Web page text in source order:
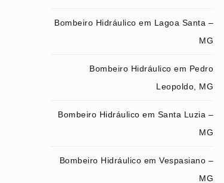
Bombeiro Hidráulico em Lagoa Santa –
MG
Bombeiro Hidráulico em Pedro
Leopoldo, MG
Bombeiro Hidráulico em Santa Luzia –
MG
Bombeiro Hidráulico em Vespasiano –
MG